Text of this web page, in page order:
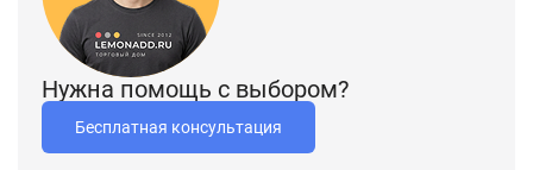
Нужна помощь с выбором?
Бесплатная консультация